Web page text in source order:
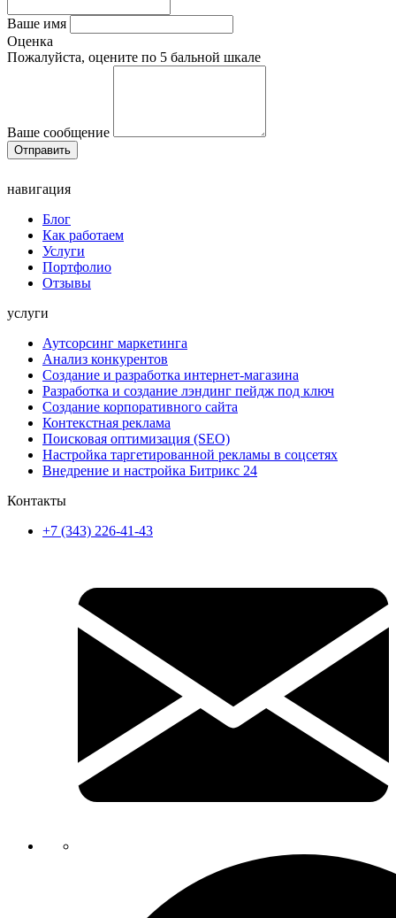
Ваше имя
Оценка
Пожалуйста, оцените по 5 бальной шкале
Ваше сообщение
навигация
Блог
Как работаем
Услуги
Портфолио
Отзывы
услуги
Аутсорсинг маркетинга
Анализ конкурентов
Создание и разработка интернет-магазина
Разработка и создание лэндинг пейдж под ключ
Создание корпоративного сайта
Контекстная реклама
Поисковая оптимизация (SEO)
Настройка таргетированной рекламы в соцсетях
Внедрение и настройка Битрикс 24
Контакты
+7 (343) 226-41-43